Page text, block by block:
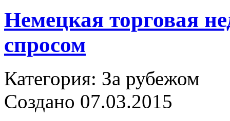
Немецкая торговая
спросом
Категория: За рубежом
Создано 07.03.2015